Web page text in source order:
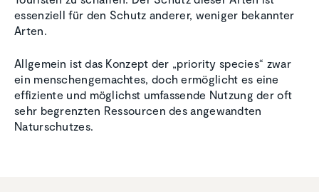
essenziell für den Schutz anderer, weniger bekannter
Arten.
Allgemein ist das Konzept der „priority species“ zwar
ein menschengemachtes, doch ermöglicht es eine
effiziente und möglichst umfassende Nutzung der oft
sehr begrenzten Ressourcen des angewandten
Naturschutzes.